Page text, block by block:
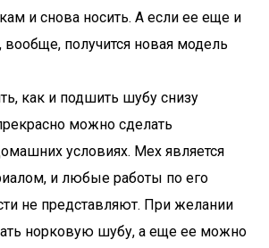
и снова носить. А если ее еще и
вообще, получится новая модель
как и подшить шубу снизу
можно сделать
условиях. Мех является
и любые работы по его
не представляют. При желании
норковую шубу, а еще ее можно